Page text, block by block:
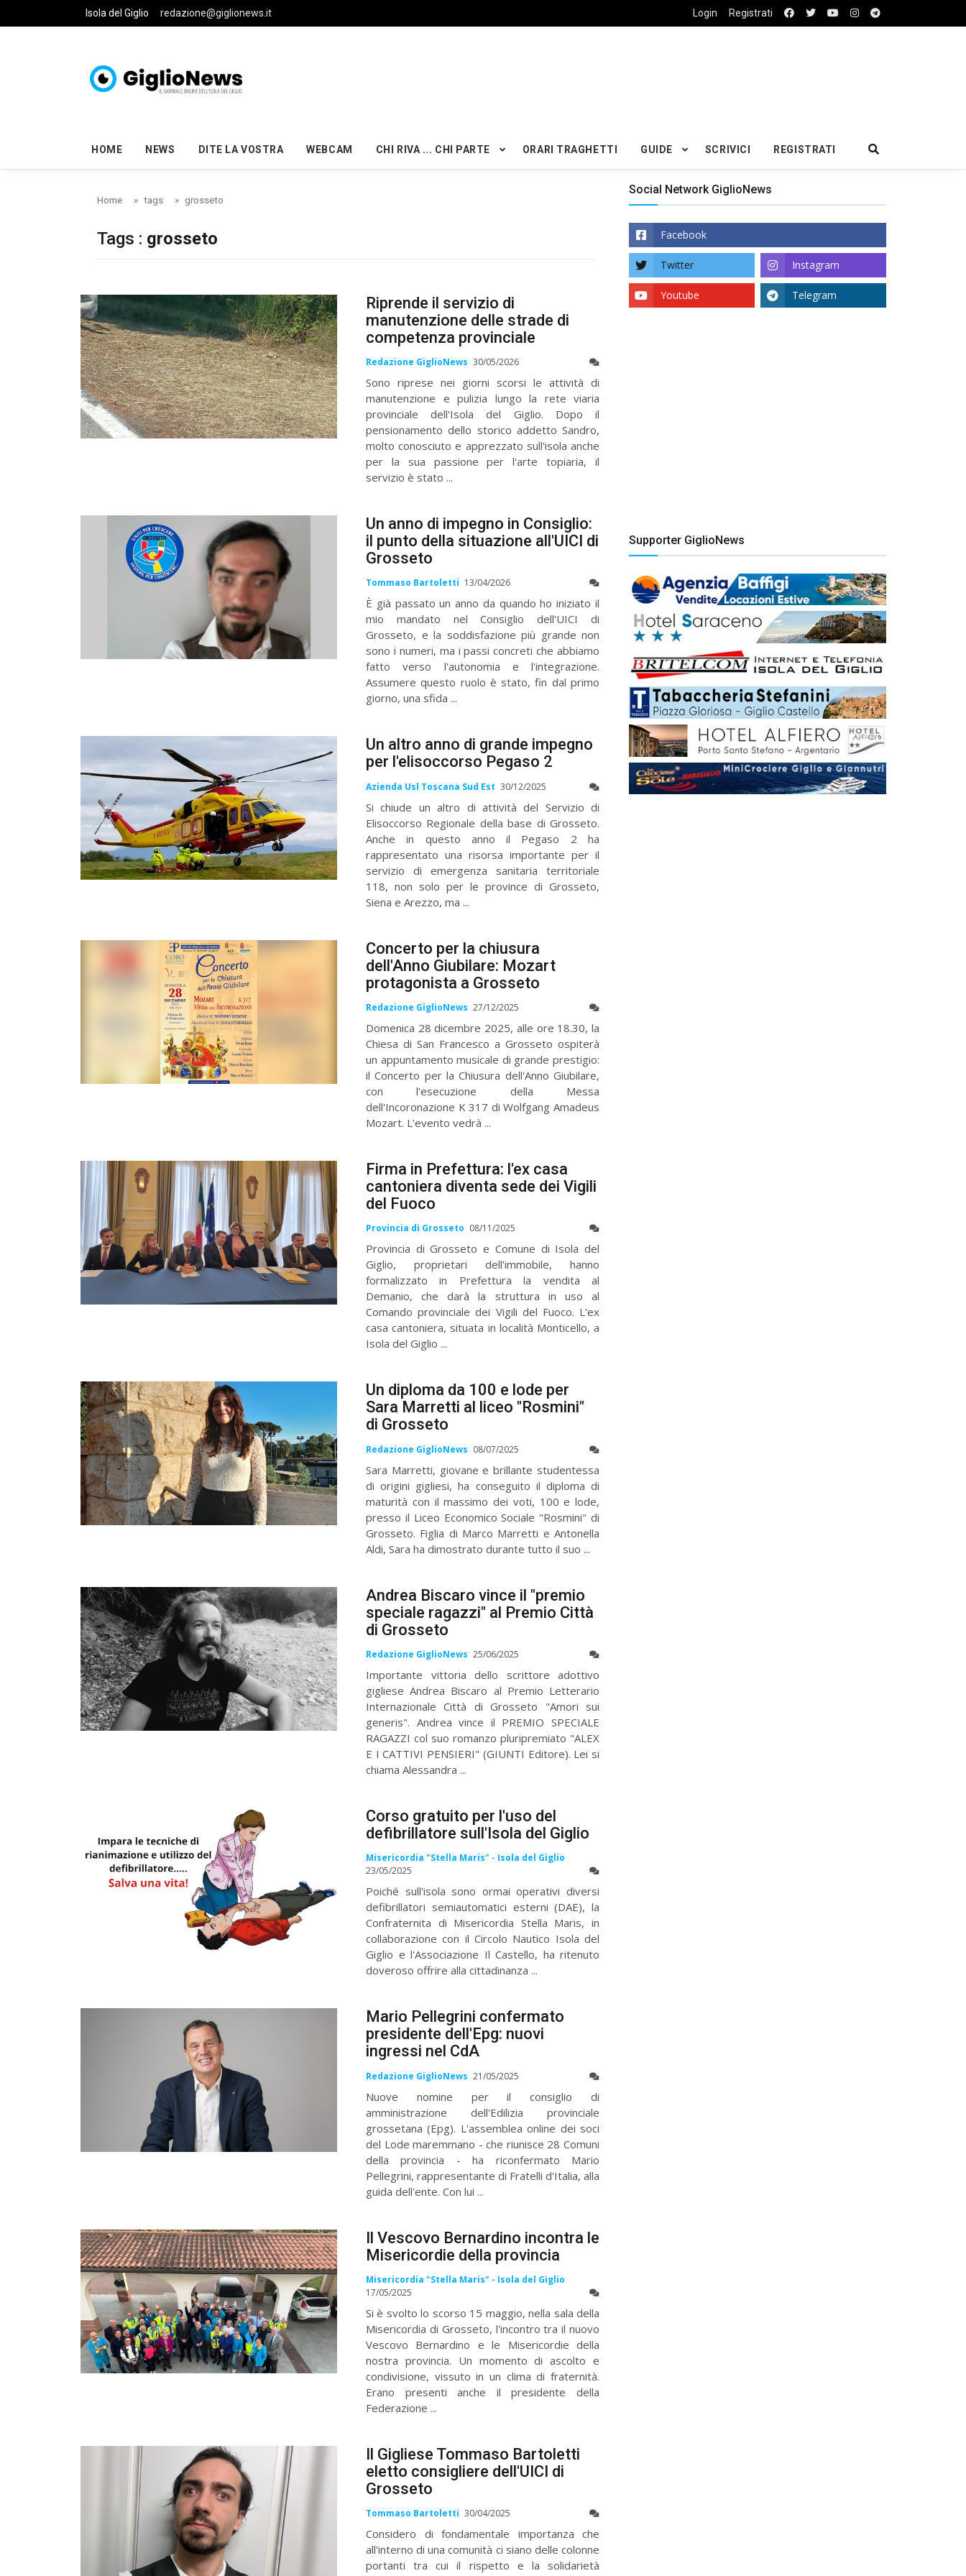
Skip to main content
Isola del Giglio redazione@giglionews.it Login Registrati
HOME NEWS DITE LA VOSTRA WEBCAM CHI RIVA ... CHI PARTE ORARI TRAGHETTI GUIDE SCRIVICI REGISTRATI
Home tags grosseto
Tags : grosseto
Riprende il servizio di
manutenzione delle strade di
competenza provinciale
Redazione GiglioNews 30/05/2026
Sono riprese nei giorni scorsi le attività di
manutenzione e pulizia lungo la rete viaria
provinciale dell'Isola del Giglio. Dopo il
pensionamento dello storico addetto Sandro,
molto conosciuto e apprezzato sull'isola anche
per la sua passione per l'arte topiaria, il
servizio è stato ...
Un anno di impegno in Consiglio:
il punto della situazione all'UICI di
Grosseto
Tommaso Bartoletti 13/04/2026
È già passato un anno da quando ho iniziato il
mio mandato nel Consiglio dell'UICI di
Grosseto, e la soddisfazione più grande non
sono i numeri, ma i passi concreti che abbiamo
fatto verso l'autonomia e l'integrazione.
Assumere questo ruolo è stato, fin dal primo
giorno, una sfida ...
Un altro anno di grande impegno
per l'elisoccorso Pegaso 2
Azienda Usl Toscana Sud Est 30/12/2025
Si chiude un altro di attività del Servizio di
Elisoccorso Regionale della base di Grosseto.
Anche in questo anno il Pegaso 2 ha
rappresentato una risorsa importante per il
servizio di emergenza sanitaria territoriale
118, non solo per le province di Grosseto,
Siena e Arezzo, ma ...
Concerto per la chiusura
dell'Anno Giubilare: Mozart
protagonista a Grosseto
Redazione GiglioNews 27/12/2025
Domenica 28 dicembre 2025, alle ore 18.30, la
Chiesa di San Francesco a Grosseto ospiterà
un appuntamento musicale di grande prestigio:
il Concerto per la Chiusura dell'Anno Giubilare,
con l'esecuzione della Messa
dell'Incoronazione K 317 di Wolfgang Amadeus
Mozart. L'evento vedrà ...
Firma in Prefettura: l'ex casa
cantoniera diventa sede dei Vigili
del Fuoco
Provincia di Grosseto 08/11/2025
Provincia di Grosseto e Comune di Isola del
Giglio, proprietari dell'immobile, hanno
formalizzato in Prefettura la vendita al
Demanio, che darà la struttura in uso al
Comando provinciale dei Vigili del Fuoco. L'ex
casa cantoniera, situata in località Monticello, a
Isola del Giglio ...
Un diploma da 100 e lode per
Sara Marretti al liceo "Rosmini"
di Grosseto
Redazione GiglioNews 08/07/2025
Sara Marretti, giovane e brillante studentessa
di origini gigliesi, ha conseguito il diploma di
maturità con il massimo dei voti, 100 e lode,
presso il Liceo Economico Sociale "Rosmini" di
Grosseto. Figlia di Marco Marretti e Antonella
Aldi, Sara ha dimostrato durante tutto il suo ...
Andrea Biscaro vince il "premio
speciale ragazzi" al Premio Città
di Grosseto
Redazione GiglioNews 25/06/2025
Importante vittoria dello scrittore adottivo
gigliese Andrea Biscaro al Premio Letterario
Internazionale Città di Grosseto "Amori sui
generis". Andrea vince il PREMIO SPECIALE
RAGAZZI col suo romanzo pluripremiato "ALEX
E I CATTIVI PENSIERI" (GIUNTI Editore). Lei si
chiama Alessandra ...
Corso gratuito per l'uso del
defibrillatore sull'Isola del Giglio
Misericordia "Stella Maris" - Isola del Giglio
23/05/2025
Poiché sull'isola sono ormai operativi diversi
defibrillatori semiautomatici esterni (DAE), la
Confraternita di Misericordia Stella Maris, in
collaborazione con il Circolo Nautico Isola del
Giglio e l'Associazione Il Castello, ha ritenuto
doveroso offrire alla cittadinanza ...
Mario Pellegrini confermato
presidente dell'Epg: nuovi
ingressi nel CdA
Redazione GiglioNews 21/05/2025
Nuove nomine per il consiglio di
amministrazione dell'Edilizia provinciale
grossetana (Epg). L'assemblea online dei soci
del Lode maremmano - che riunisce 28 Comuni
della provincia - ha riconfermato Mario
Pellegrini, rappresentante di Fratelli d'Italia, alla
guida dell'ente. Con lui ...
Il Vescovo Bernardino incontra le
Misericordie della provincia
Misericordia "Stella Maris" - Isola del Giglio
17/05/2025
Si è svolto lo scorso 15 maggio, nella sala della
Misericordia di Grosseto, l'incontro tra il nuovo
Vescovo Bernardino e le Misericordie della
nostra provincia. Un momento di ascolto e
condivisione, vissuto in un clima di fraternità.
Erano presenti anche il presidente della
Federazione ...
Il Gigliese Tommaso Bartoletti
eletto consigliere dell'UICI di
Grosseto
Tommaso Bartoletti 30/04/2025
Considero di fondamentale importanza che
all'interno di una comunità ci siano delle colonne
portanti tra cui il rispetto e la solidarietà
Social Network GiglioNews
Facebook
Twitter Instagram
Youtube Telegram
Supporter GiglioNews